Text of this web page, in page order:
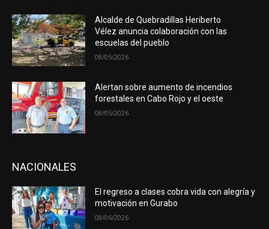
Alcalde de Quebradillas Heriberto
Vélez anuncia colaboración con las
escuelas del pueblo
08/05/2026
Alertan sobre aumento de incendios
forestales en Cabo Rojo y el oeste
08/05/2026
NACIONALES
El regreso a clases cobra vida con alegría y
motivación en Gurabo
08/06/2026